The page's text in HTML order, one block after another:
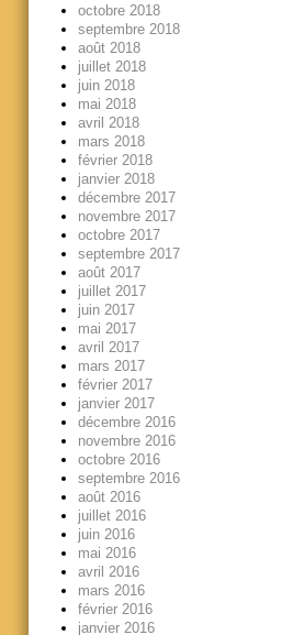
octobre 2018
septembre 2018
août 2018
juillet 2018
juin 2018
mai 2018
avril 2018
mars 2018
février 2018
janvier 2018
décembre 2017
novembre 2017
octobre 2017
septembre 2017
août 2017
juillet 2017
juin 2017
mai 2017
avril 2017
mars 2017
février 2017
janvier 2017
décembre 2016
novembre 2016
octobre 2016
septembre 2016
août 2016
juillet 2016
juin 2016
mai 2016
avril 2016
mars 2016
février 2016
janvier 2016